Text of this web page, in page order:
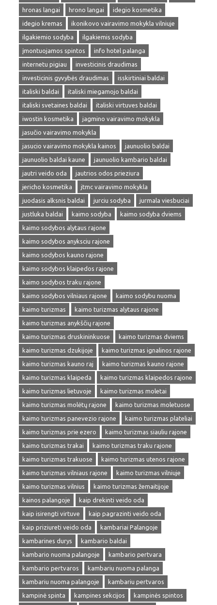
hronas langai
hrono langai
idegio kosmetika
idegio kremas
ikonikovo vairavimo mokykla vilniuje
ilgakiemio sodyba
ilgakiemis sodyba
įmontuojamos spintos
info hotel palanga
internetu pigiau
investicinis draudimas
investicinis gyvybės draudimas
isskirtiniai baldai
italiski baldai
italiski miegamojo baldai
italiski svetaines baldai
italiski virtuves baldai
iwostin kosmetika
jagmino vairavimo mokykla
jasučio vairavimo mokykla
jasucio vairavimo mokykla kainos
jaunuolio baldai
jaunuolio baldai kaune
jaunuolio kambario baldai
jautri veido oda
jautrios odos prieziura
jericho kosmetika
jtmc vairavimo mokykla
juodasis alksnis baldai
jurciu sodyba
jurmala viesbuciai
justluka baldai
kaimo sodyba
kaimo sodyba dviems
kaimo sodybos alytaus rajone
kaimo sodybos anyksciu rajone
kaimo sodybos kauno rajone
kaimo sodybos klaipedos rajone
kaimo sodybos traku rajone
kaimo sodybos vilniaus rajone
kaimo sodybu nuoma
kaimo turizmas
kaimo turizmas alytaus rajone
kaimo turizmas anykščių rajone
kaimo turizmas druskininkuose
kaimo turizmas dviems
kaimo turizmas dzukijoje
kaimo turizmas ignalinos rajone
kaimo turizmas kauno raj
kaimo turizmas kauno rajone
kaimo turizmas klaipeda
kaimo turizmas klaipedos rajone
kaimo turizmas lietuvoje
kaimo turizmas moletai
kaimo turizmas molėtų rajone
kaimo turizmas moletuose
kaimo turizmas panevezio rajone
kaimo turizmas plateliai
kaimo turizmas prie ezero
kaimo turizmas siauliu rajone
kaimo turizmas trakai
kaimo turizmas traku rajone
kaimo turizmas trakuose
kaimo turizmas utenos rajone
kaimo turizmas vilniaus rajone
kaimo turizmas vilniuje
kaimo turizmas vilnius
kaimo turizmas žemaitijoje
kainos palangoje
kaip drekinti veido oda
kaip isirengti virtuve
kaip pagrazinti veido oda
kaip priziureti veido oda
kambariai Palangoje
kambarines durys
kambario baldai
kambario nuoma palangoje
kambario pertvara
kambario pertvaros
kambariu nuoma palanga
kambariu nuoma palangoje
kambariu pertvaros
kampinė spinta
kampines sekcijos
kampinės spintos